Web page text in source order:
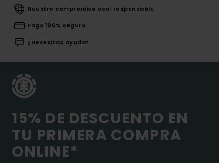
Nuestro compromiso eco-responsable
Pago 100% seguro
¿Necesitas ayuda?
15% DE DESCUENTO EN
TU PRIMERA COMPRA
ONLINE*